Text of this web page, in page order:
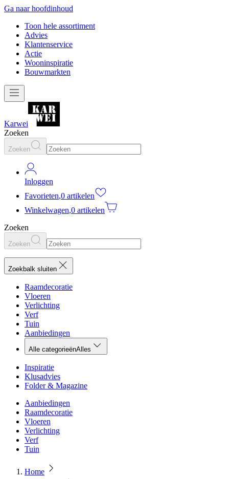
Ga naar hoofdinhoud
Toon hele assortiment
Advies
Klantenservice
Actie
Wooninspiratie
Bouwmarkten
Karwei
Zoeken
Zoeken
Inloggen
Favorieten,0 artikelen
Winkelwagen,0 artikelen
Zoeken
Zoeken
Zoekbalk sluiten
Raamdecoratie
Vloeren
Verlichting
Verf
Tuin
Aanbiedingen
Alle categorieënAlles
Inspiratie
Klusadvies
Folder & Magazine
Aanbiedingen
Raamdecoratie
Vloeren
Verlichting
Verf
Tuin
Home